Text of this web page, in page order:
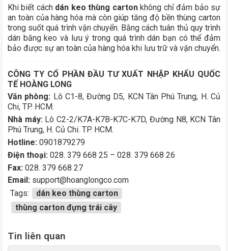
Khi biết cách dán keo thùng cartonkhông chỉ đảm bảo sự
an toàn của hàng hóa mà còn giúp tăng độ bền thùng carton
trong suốt quá trình vận chuyển. Bằng cách tuân thủ quy trình
dán băng keo và lưu ý trong quá trình dán bạn có thể đảm
bảo được sự an toàn của hàng hóa khi lưu trữ và vận chuyển.
CÔNG TY CỔ PHẦN ĐẦU TƯ XUẤT NHẬP KHẨU QUỐC
TẾ HOÀNG LONG
Văn phòng: Lô C1-8, Đường D5, KCN Tân Phú Trung, H. Củ
Chi, TP. HCM.
Nhà máy:Lô C2-2/K7A-K7B-K7C-K7D, Đường N8, KCN Tân
Phú Trung, H. Củ Chi. TP. HCM.
Hotline: 0901879279
Điện thoại: 028. 379 668 25 – 028. 379 668 26
Fax: 028. 379 668 27
Email: support@hoanglongco.com
Tags:
dán keo thùng carton
thùng carton đựng trái cây
Tin liên quan